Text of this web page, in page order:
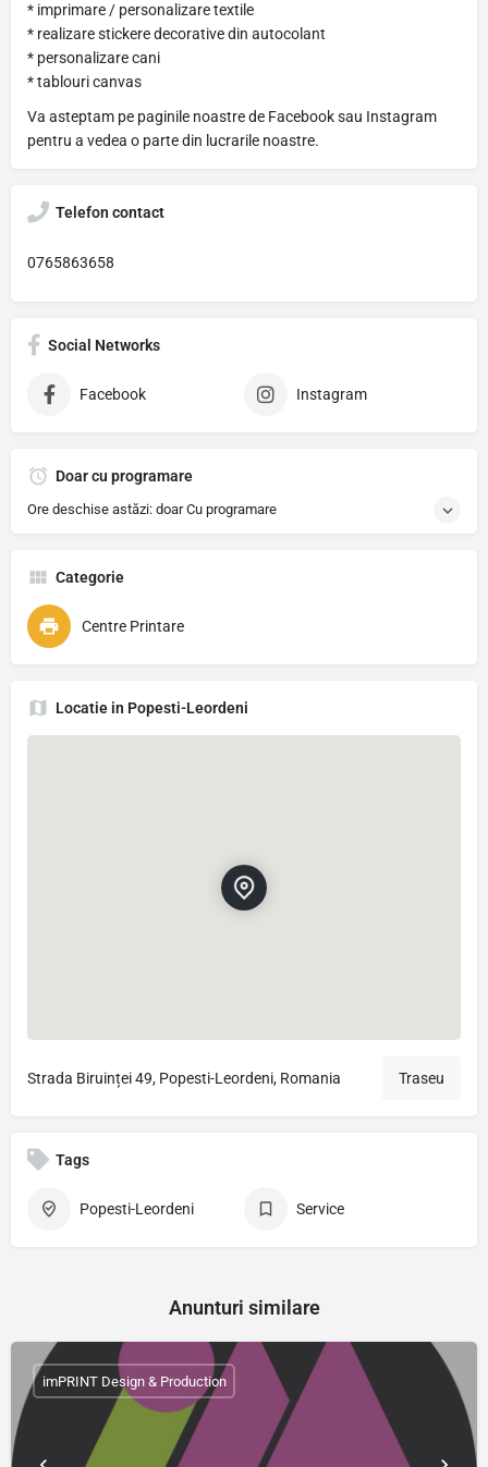
* imprimare / personalizare textile
* realizare stickere decorative din autocolant
* personalizare cani
* tablouri canvas
Va asteptam pe paginile noastre de Facebook sau Instagram
pentru a vedea o parte din lucrarile noastre.
Telefon contact
0765863658
Social Networks
Facebook Instagram
Doar cu programare
Ore deschise astăzi: doar Cu programare
Categorie
Centre Printare
Locatie in Popesti-Leordeni
Strada Biruinței 49, Popesti-Leordeni, Romania Traseu
Tags
Popesti-Leordeni Service
Anunturi similare
imPRINT Design & Production